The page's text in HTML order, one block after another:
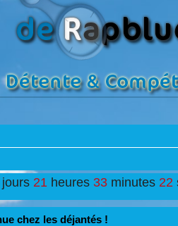
jours 21 heures 33 minutes 21
chez les déjantés !